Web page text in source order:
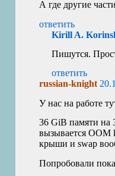
А где другие
ответить
Kirill A.
Пишутся.
ответить
russian-knight
У нас на работе
36 GiB памяти на
вызываетсяOOM
крыши и swap
Попробовали